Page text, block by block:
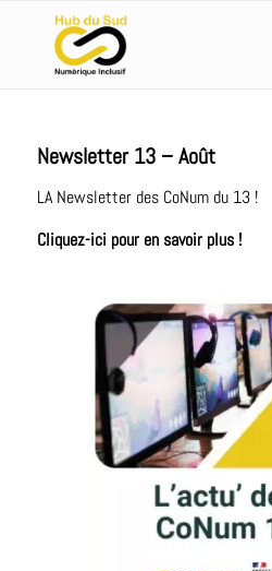
Newsletter 13 – Août
LA Newsletter des CoNum du 13 !
Cliquez-ici pour en savoir plus !